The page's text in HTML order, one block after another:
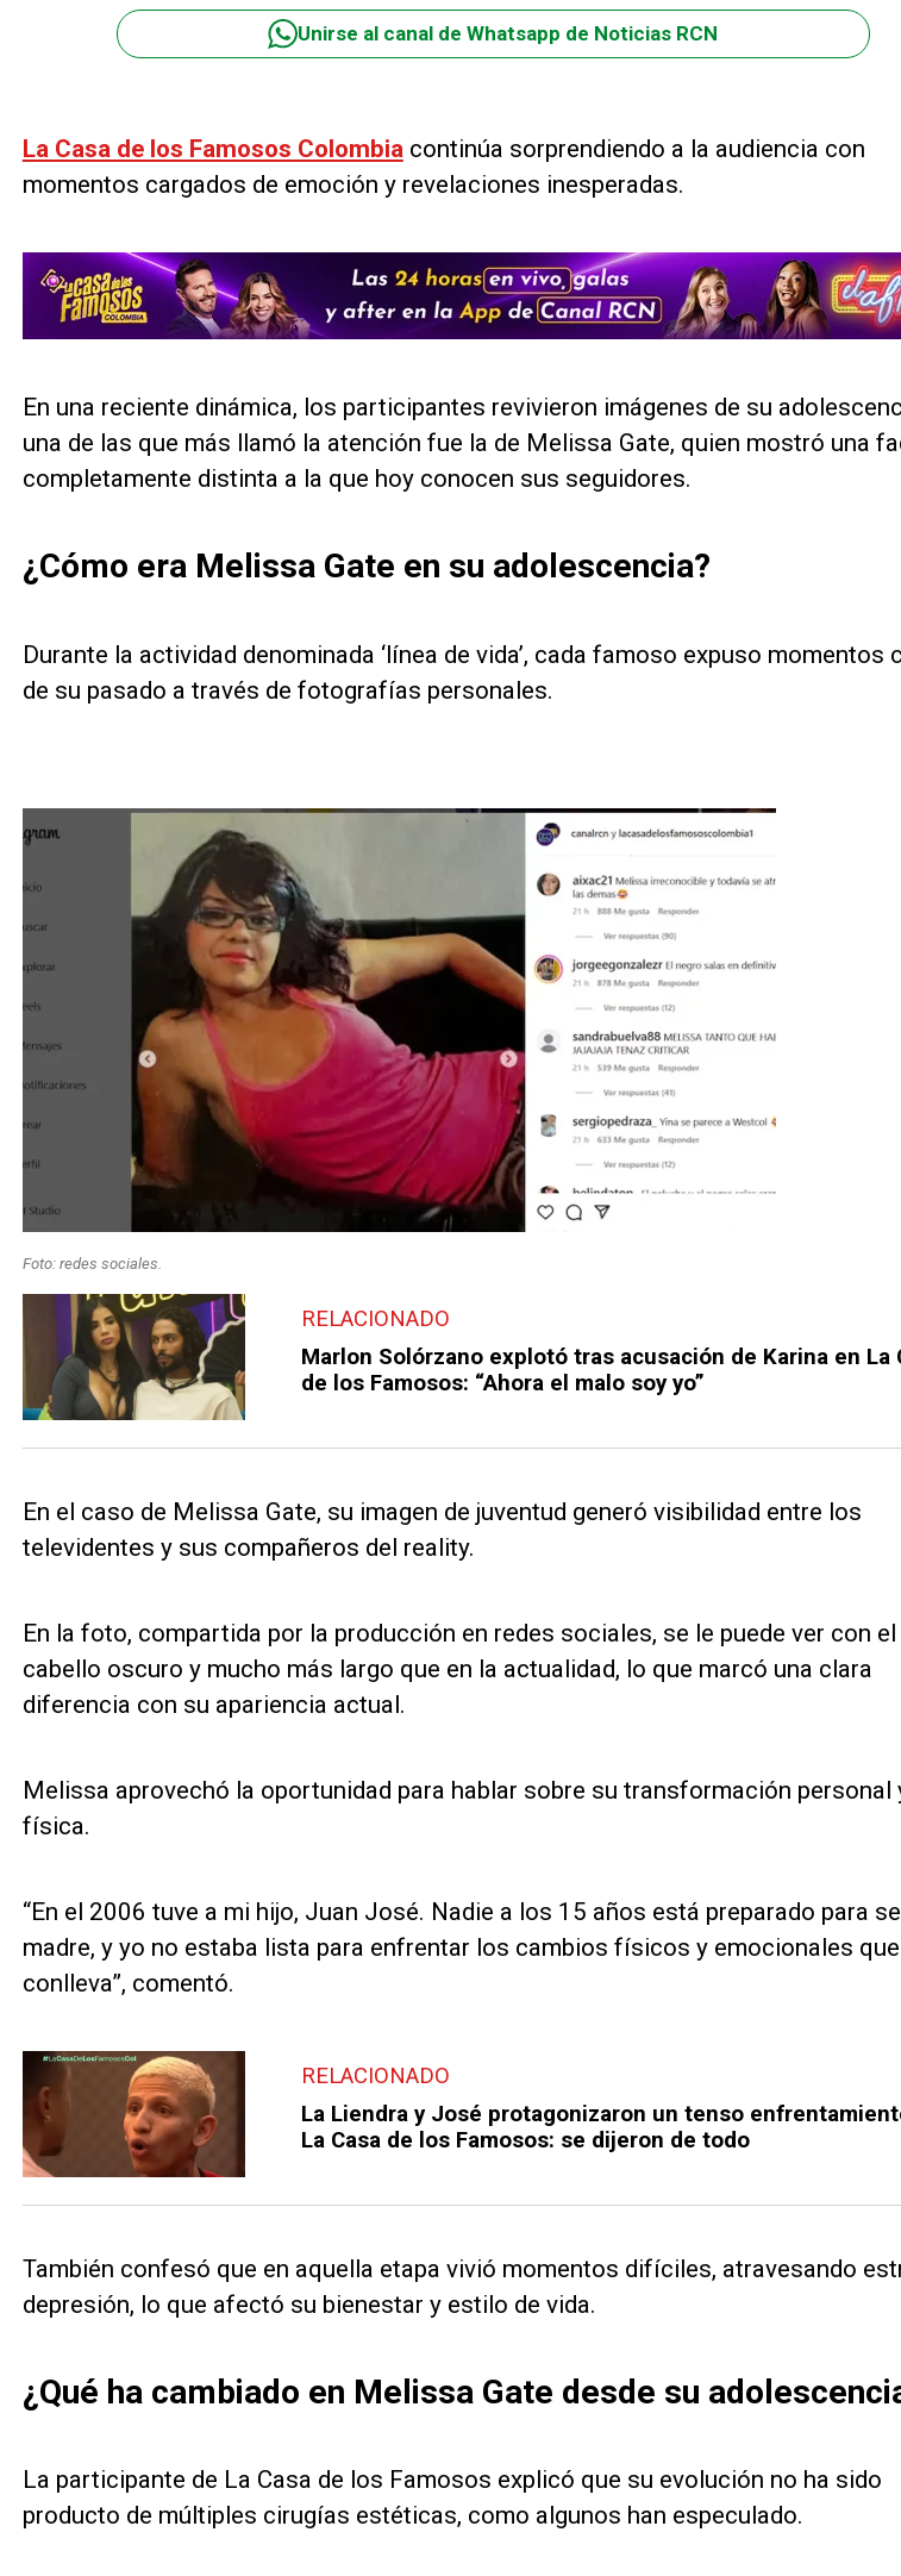
Unirse al canal de Whatsapp de Noticias RCN
La Casa de los Famosos Colombiacontinúa sorprendiendo a la audiencia con
momentos cargados de emoción y revelaciones inesperadas.
En una reciente dinámica, los participantes revivieron imágenes de su
una de las que más llamó la atención fue la de Melissa Gate, quien mostró una
completamente distinta a la que hoy conocen sus seguidores.
¿Cómo era Melissa Gate en su adolescencia?
Durante la actividad denominada ‘línea de vida’, cada famoso expuso momentos
de su pasado a través de fotografías personales.
Foto: redes sociales.
RELACIONADO
Marlon Solórzano explotó tras acusación de Karina en La
de los Famosos: “Ahora el malo soy yo”
En el caso de Melissa Gate, su imagen de juventud generó visibilidad entre los
televidentes y sus compañeros del reality.
En la foto, compartida por la producción en redes sociales, se le puede ver con el
cabello oscuro y mucho más largo que en la actualidad, lo que marcó una clara
diferencia con su apariencia actual.
Melissa aprovechó la oportunidad para hablar sobre su transformación personal
física.
“En el 2006 tuve a mi hijo, Juan José. Nadie a los 15 años está preparado para
madre, y yo no estaba lista para enfrentar los cambios físicos y emocionales
conlleva”, comentó.
RELACIONADO
La Liendra y José protagonizaron un tenso
La Casa de los Famosos: se dijeron de todo
También confesó que en aquella etapa vivió momentos difíciles, atravesando
depresión, lo que afectó su bienestar y estilo de vida.
¿Qué ha cambiado en Melissa Gate desde su
La participante de La Casa de los Famosos explicó que su evolución no ha sido
producto de múltiples cirugías estéticas, como algunos han especulado.